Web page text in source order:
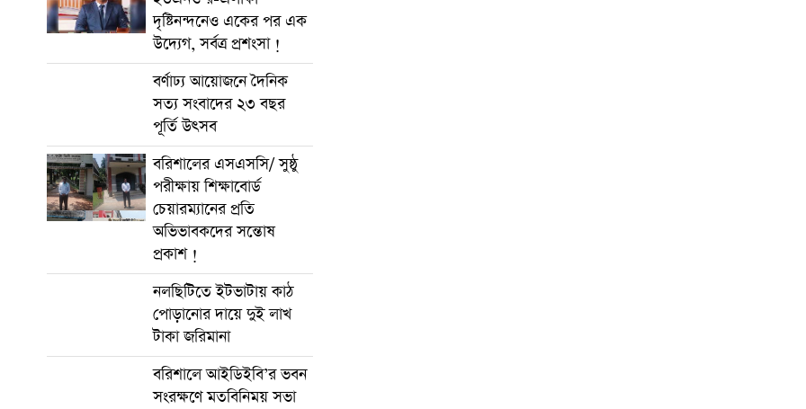
দৃষ্টিনন্দনেও একের পর এক
উদ্যেগ, সর্বত্র প্রশংসা !
বর্ণাঢ্য আয়োজনে দৈনিক
সত্য সংবাদের ২৩ বছর
পূর্তি উৎসব
বরিশালের এসএসসি/ সুষ্ঠু
পরীক্ষায় শিক্ষাবোর্ড
চেয়ারম্যানের প্রতি
অভিভাবকদের সন্তোষ
প্রকাশ !
নলছিটিতে ইটভাটায় কাঠ
পোড়ানোর দায়ে দুই লাখ
টাকা জরিমানা
বরিশালে আইডিইবি’র ভবন
সংরক্ষণে মতবিনিময় সভা